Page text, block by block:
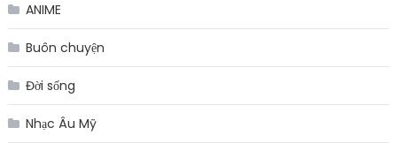
ANIME
Buôn chuyện
Đời sống
Nhạc Âu Mỹ